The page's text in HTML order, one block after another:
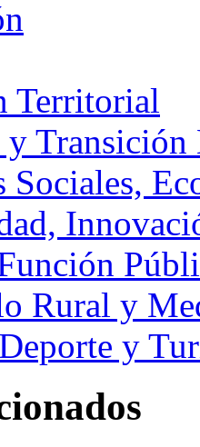
Territorial
Sociales,
Rural y
y